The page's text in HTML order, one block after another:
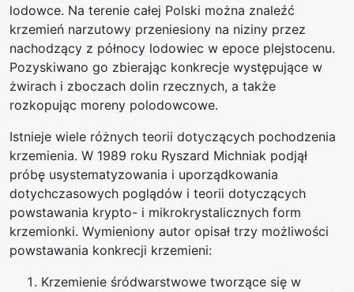
lodowce. Na terenie całej Polski można znaleźć
krzemień narzutowy przeniesiony na niziny przez
nachodzący z północy lodowiec w epoce plejstocenu.
Pozyskiwano go zbierając konkrecje występujące w
żwirach i zboczach dolin rzecznych, a także
rozkopując moreny polodowcowe.
Istnieje wiele różnych teorii dotyczących pochodzenia
krzemienia. W 1989 roku Ryszard Michniak podjął
próbę usystematyzowania i uporządkowania
dotychczasowych poglądów i teorii dotyczących
powstawania krypto- i mikrokrystalicznych form
krzemionki. Wymieniony autor opisał trzy możliwości
powstawania konkrecji krzemieni:
Krzemienie śródwarstwowe tworzące się w